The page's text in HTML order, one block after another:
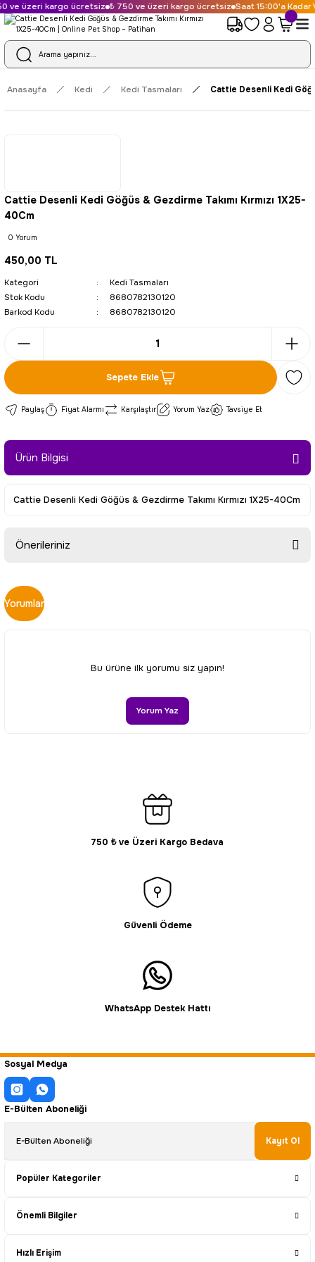
ve üzeri kargo ücretsiz ₺ 750 ve üzeri kargo ücretsiz Saat 15:00'a Kadar
Anasayfa Kedi Kedi Tasmaları Cattie Desenli Kedi
Cattie Desenli Kedi Göğüs & Gezdirme Takımı Kırmızı 1X25-
40Cm
0 Yorum
450,00 TL
Kategori
Kedi Tasmaları
Stok Kodu
8680782130120
Barkod Kodu
8680782130120
Sepete Ekle
Paylaş Fiyat Alarmı Karşılaştır Yorum Yaz Tavsiye Et
Ürün Bilgisi
Cattie Desenli Kedi Göğüs & Gezdirme Takımı Kırmızı 1X25-40Cm
Önerileriniz
Bu ürünün fiyat bilgisi, resim, ürün açıklamalarında ve diğer
konularda yetersiz gördüğünüz noktaları öneri formunu
kullanarak tarafımıza iletebilirsiniz.
Ürün resmi kalitesiz, bozuk veya görüntülenemiyor.
Ürün bilgilerinde hatalar bulunuyor.
Gönder
Yorumlar
Bu ürüne ilk yorumu siz yapın!
Yorum Yaz
750 ₺ ve Üzeri Kargo Bedava
Güvenli Ödeme
WhatsApp Destek Hattı
Sosyal Medya
E-Bülten Aboneliği
Kayıt Ol
Popüler Kategoriler
Önemli Bilgiler
Hızlı Erişim